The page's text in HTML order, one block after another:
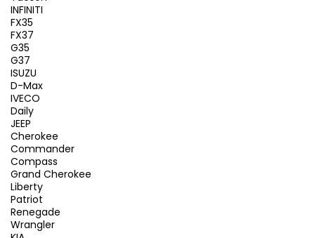
INFINITI
FX35
FX37
G35
G37
ISUZU
D-Max
IVECO
Daily
JEEP
Cherokee
Commander
Compass
Grand Cherokee
Liberty
Patriot
Renegade
Wrangler